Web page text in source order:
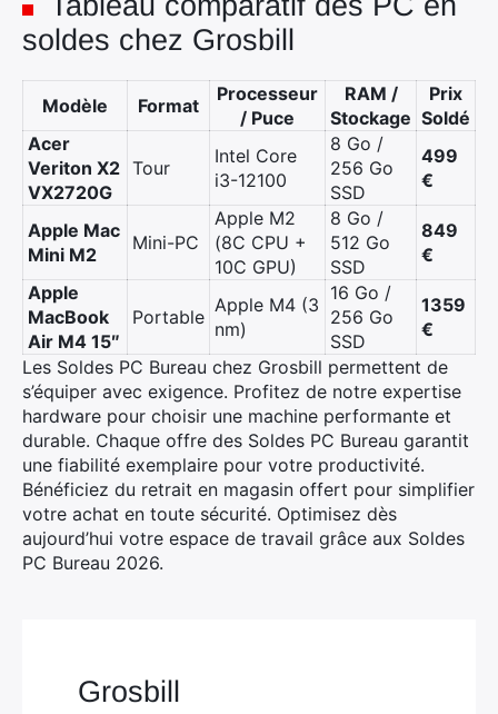
soldes chez Grosbill
Modèle Format
Processeur
/ Puce
RAM /
Stockage
Prix
Soldé
Acer
Veriton X2
VX2720G
Tour
Intel Core
i3-12100
8 Go /
256 Go
SSD
499
€
Apple Mac
Mini M2
Mini-PC
Apple M2
(8C CPU +
10C GPU)
8 Go /
512 Go
SSD
849
€
Apple
MacBook
Air M4 15″
Portable
Apple M4 (3
nm)
16 Go /
256 Go
SSD
1359
€
Les Soldes PC Bureau chez Grosbill permettent de
s’équiper avec exigence. Profitez de notre expertise
hardware pour choisir une machine performante et
durable. Chaque offre des Soldes PC Bureau garantit
une fiabilité exemplaire pour votre productivité.
Bénéficiez du retrait en magasin offert pour simplifier
votre achat en toute sécurité. Optimisez dès
aujourd’hui votre espace de travail grâce aux Soldes
PC Bureau 2026.
Grosbill